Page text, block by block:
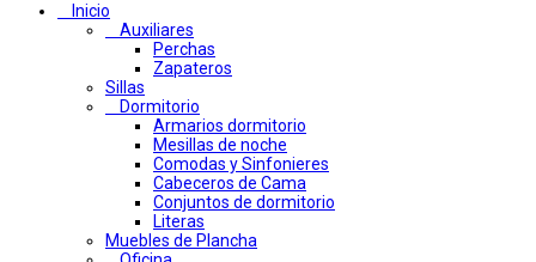
Inicio
Auxiliares
Perchas
Zapateros
Sillas
Dormitorio
Armarios dormitorio
Mesillas de noche
Comodas y Sinfonieres
Cabeceros de Cama
Conjuntos de dormitorio
Literas
Muebles de Plancha